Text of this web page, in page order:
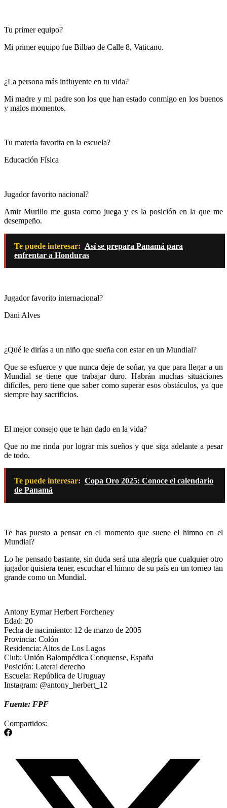
Tu primer equipo?
Mi primer equipo fue Bilbao de Calle 8, Vaticano.
¿La persona más influyente en tu vida?
Mi madre y mi padre son los que han estado conmigo en los buenos
y malos momentos.
Tu materia favorita en la escuela?
Educación Física
Jugador favorito nacional?
Amir Murillo me gusta como juega y es la posición en la que me
desempeño.
Te puede interesar: Así se prepara Panamá para
enfrentar a Honduras
Jugador favorito internacional?
Dani Alves
¿Qué le dirías a un niño que sueña con estar en un Mundial?
Que se esfuerce y que nunca deje de soñar, ya que para llegar a un
Mundial se tiene que trabajar duro. Habrán muchas situaciones
difíciles, pero tiene que saber como superar esos obstáculos, ya que
siempre hay sacrificios.
El mejor consejo que te han dado en la vida?
Que no me rinda por lograr mis sueños y que siga adelante a pesar
de todo.
Te puede interesar: Copa Oro 2025: Conoce el calendario
de Panamá
Te has puesto a pensar en el momento que suene el himno en el
Mundial?
Lo he pensado bastante, sin duda será una alegría que cualquier otro
jugador quisiera tener, escuchar el himno de su país en un torneo tan
grande como un Mundial.
Antony Eymar Herbert Forcheney
Edad: 20
Fecha de nacimiento: 12 de marzo de 2005
Provincia: Colón
Residencia: Altos de Los Lagos
Club: Unión Balompédica Conquense, España
Posición: Lateral derecho
Escuela: República de Uruguay
Instagram: @antony_herbert_12
Fuente: FPF
Compartidos: